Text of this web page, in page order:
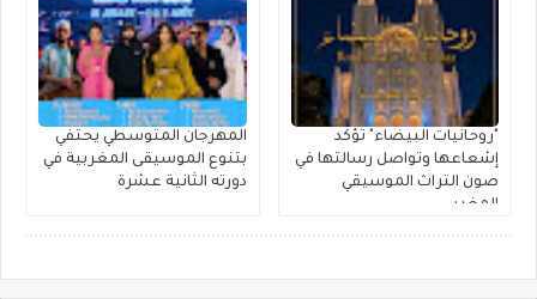
"روحانيات البيضاء" تؤكد
إشعاعها وتواصل رسالتها في
صون التراث الموسيقي
المغربي
المهرجان المتوسطي يحتفي
بتنوع الموسيقى المغربية في
دورته الثانية عشرة